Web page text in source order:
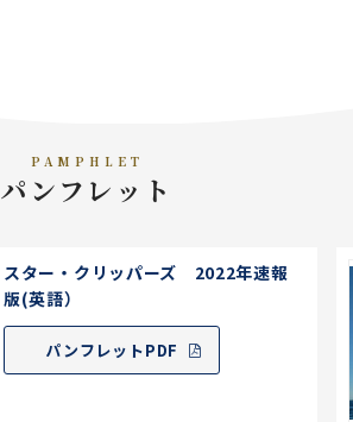
PAMPHLET
パンフレット
スタークリッパーズ【2020/11～
2022/3】(英語版）
パンフレットPDF